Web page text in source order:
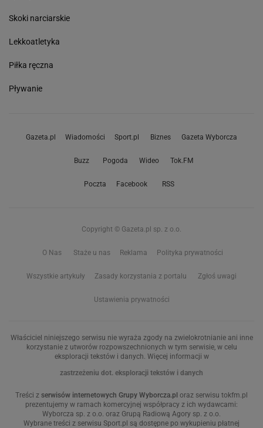
Skoki narciarskie
Lekkoatletyka
Piłka ręczna
Pływanie
Gazeta.pl Wiadomości Sport.pl Biznes Gazeta Wyborcza
Buzz Pogoda Wideo Tok.FM
Poczta Facebook RSS
Copyright © Gazeta.pl sp. z o.o.
O Nas Staże u nas Reklama Polityka prywatności
Wszystkie artykuły Zasady korzystania z portalu Zgłoś uwagi
Ustawienia prywatności
Właściciel niniejszego serwisu nie wyraża zgody na zwielokrotnianie ani inne
korzystanie z utworów rozpowszechnionych w tym serwisie, w celu
eksploracji tekstów i danych. Więcej informacji w
zastrzeżeniu dot. eksploracji tekstów i danych
Treści z serwisów internetowych Grupy Wyborcza.pl oraz serwisu tokfm.pl
prezentujemy w ramach komercyjnej współpracy z ich wydawcami:
Wyborcza sp. z o.o. oraz Grupą Radiową Agory sp. z o.o.
Wybrane treści z serwisu Sport.pl są dostępne po wykupieniu płatnej